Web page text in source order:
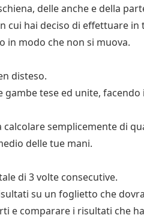
delle anche e della
cui hai deciso di effettuare
in modo che non si muova.
disteso.
gambe tese ed unite,
semplicemente di
delle tue mani.
di 3 volte consecutive.
su un foglietto che
e comparare i risultati che